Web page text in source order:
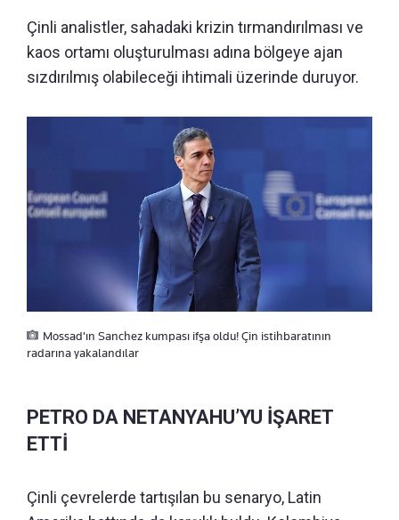
Çinli analistler, sahadaki krizin tırmandırılması ve
kaos ortamı oluşturulması adına bölgeye ajan
sızdırılmış olabileceği ihtimali üzerinde duruyor.
Mossad'ın Sanchez kumpası ifşa oldu! Çin istihbaratının
radarına yakalandılar
PETRO DA NETANYAHU’YU İŞARET
ETTİ
Çinli çevrelerde tartışılan bu senaryo, Latin